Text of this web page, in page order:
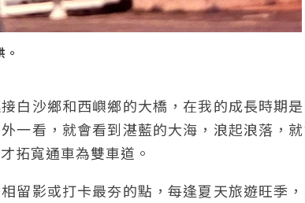
白沙鄉和西嶼鄉的大橋，在我的成長時期
一看，就會看到湛藍的大海，浪起浪落，
拓寬通車為雙車道。
留影或打卡最夯的點，每逢夏天旅遊旺季